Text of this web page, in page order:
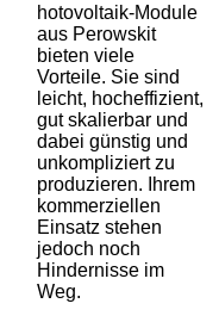
hotovoltaik-Module
aus Perowskit
bieten viele
Vorteile. Sie sind
leicht, hocheffizient,
gut skalierbar und
dabei günstig und
unkompliziert zu
produzieren. Ihrem
kommerziellen
Einsatz stehen
jedoch noch
Hindernisse im
Weg.